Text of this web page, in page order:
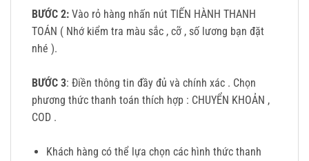
BƯỚC 2: Vào rỏ hàng nhấn nút TIẾN HÀNH THANH
TOÁN ( Nhớ kiểm tra màu sắc , cỡ , số lương bạn đặt
nhé ).
BƯỚC 3: Điền thông tin đầy đủ và chính xác . Chọn
phương thức thanh toán thích hợp : CHUYỂN KHOẢN ,
COD .
Khách hàng có thể lựa chọn các hình thức thanh